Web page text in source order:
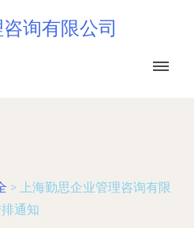
询有限公司
> 上海勤思企业管理咨询有限
通知